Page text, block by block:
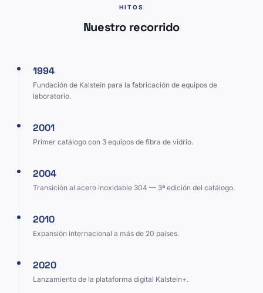
HITOS
Nuestro recorrido
1994
Fundación de Kalstein para la fabricación de equipos de
laboratorio.
2001
Primer catálogo con 3 equipos de fibra de vidrio.
2004
Transición al acero inoxidable 304 — 3ª edición del catálogo.
2010
Expansión internacional a más de 20 países.
2020
Lanzamiento de la plataforma digital Kalstein+.